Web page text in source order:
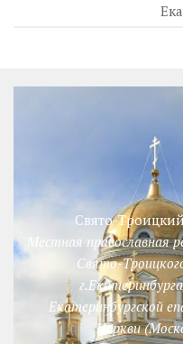
Свято-
Местная православная
Свято-
Екатеринбургской
Церкви